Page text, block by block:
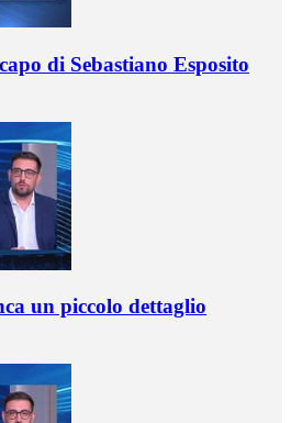
di Sebastiano Esposito
un piccolo dettaglio